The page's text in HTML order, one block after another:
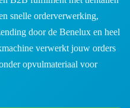
snelle orderverwerking,
door de Benelux en heel
verwerkt jouw orders
opvulmateriaal voor